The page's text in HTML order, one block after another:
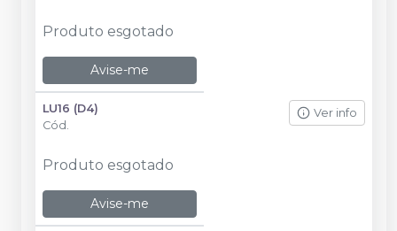
Produto esgotado
Avise-me
LU16 (D4)
Cód.
Ver info
Produto esgotado
Avise-me